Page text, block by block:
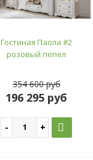
Гостиная Паола #2
розовый пепел
354 600 руб
196 295 руб